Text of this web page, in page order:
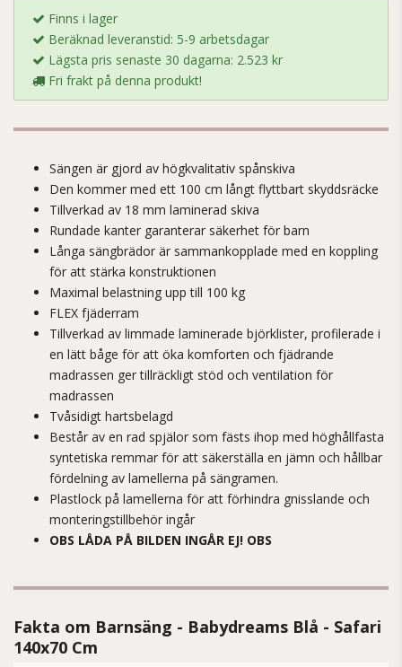
Finns i lager
Beräknad leveranstid: 5-9 arbetsdagar
Lägsta pris senaste 30 dagarna: 2.523 kr
Fri frakt på denna produkt!
Sängen är gjord av högkvalitativ spånskiva
Den kommer med ett 100 cm långt flyttbart skyddsräcke
Tillverkad av 18 mm laminerad skiva
Rundade kanter garanterar säkerhet för barn
Långa sängbrädor är sammankopplade med en koppling
för att stärka konstruktionen
Maximal belastning upp till 100 kg
FLEX fjäderram
Tillverkad av limmade laminerade björklister, profilerade i
en lätt båge för att öka komforten och fjädrande
madrassen ger tillräckligt stöd och ventilation för
madrassen
Tvåsidigt hartsbelagd
Består av en rad spjälor som fästs ihop med höghållfasta
syntetiska remmar för att säkerställa en jämn och hållbar
fördelning av lamellerna på sängramen.
Plastlock på lamellerna för att förhindra gnisslande och
monteringstillbehör ingår
OBS LÅDA PÅ BILDEN INGÅR EJ! OBS
Fakta om Barnsäng - Babydreams Blå - Safari
140x70 Cm